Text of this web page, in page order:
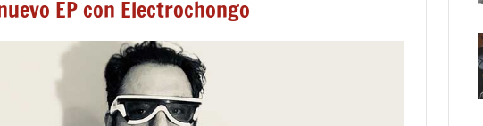
EP con Electrochongo